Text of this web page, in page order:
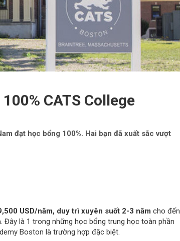
CATS College
đạt học bổng 100%. Hai bạn đã xuất sắc vượt
USD/năm, duy trì xuyên suốt 2-3 năm cho đến
là 1 trong những học bổng trung học toàn phần
Boston là trường hợp đặc biệt.